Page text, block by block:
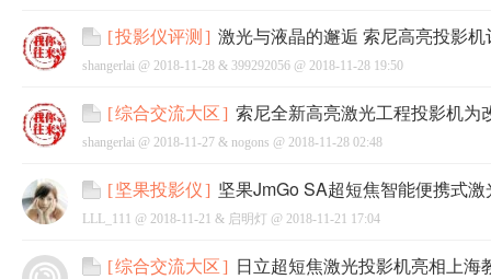
[投影仪评测 ] 激光与液晶的邂逅 索尼高亮投影机
shangerlai @ 2018-11-28 & 399292056 @ 2018-11-28 19:50
[综合交流大区] 索尼全新高亮激光工程投影机为
shangerlai @ 2018-11-27 & nogons @ 2018-11-28 02:48
[坚果投影仪] 坚果JmGo SA超短焦智能便携式
LLL_111 @ 2018-11-21 & 启明灯 @ 2018-11-21 17:04
[综合交流大区] 日立超短焦激光投影机亮相上海